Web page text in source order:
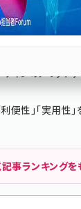
グ氏など歴々が
たらす本当の変
インのメリット
性」「実用性
事ランキングを